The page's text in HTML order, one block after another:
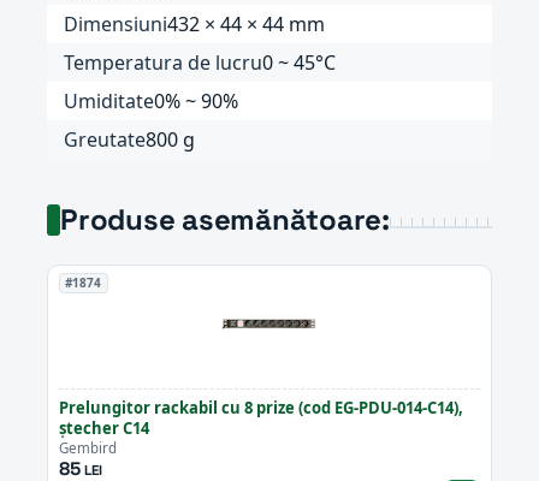
Dimensiuni432 × 44 × 44 mm
Temperatura de lucru0 ~ 45°C
Umiditate0% ~ 90%
Greutate800 g
Produse asemănătoare:
#1874
Prelungitor rackabil cu 8 prize (cod EG-PDU-014-C14),
ștecher C14
Gembird
85LEI